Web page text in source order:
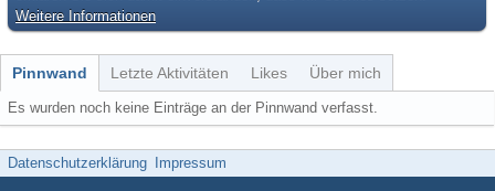
Weitere Informationen
Pinnwand Letzte Aktivitäten Likes Über mich
Es wurden noch keine Einträge an der Pinnwand verfasst.
Datenschutzerklärung Impressum